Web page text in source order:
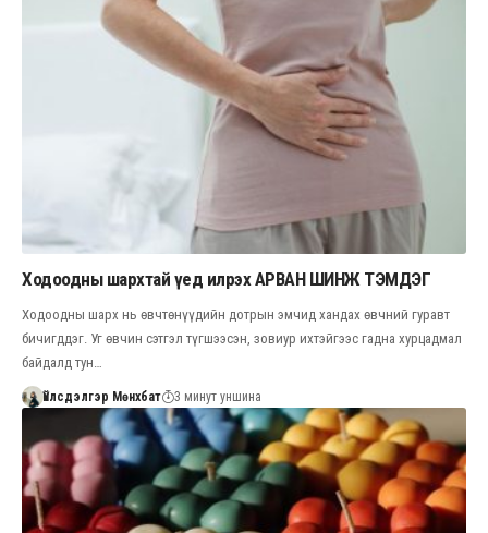
Ходоодны шархтай үед илрэх АРВАН ШИНЖ ТЭМДЭГ
Ходоодны шарх нь өвчтөнүүдийн дотрын эмчид хандах өвчний гуравт
бичигддэг. Уг өвчин сэтгэл түгшээсэн, зовиур ихтэйгээс гадна хурцадмал
байдалд тун…
Үйлсдэлгэр Мөнхбат 3 минут уншина